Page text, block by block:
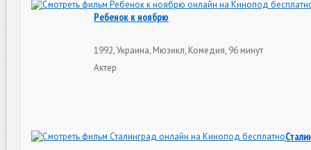
Ребенок к ноябрю
1992, Украина, Мюзикл, Комедия, 96 минут
Актер